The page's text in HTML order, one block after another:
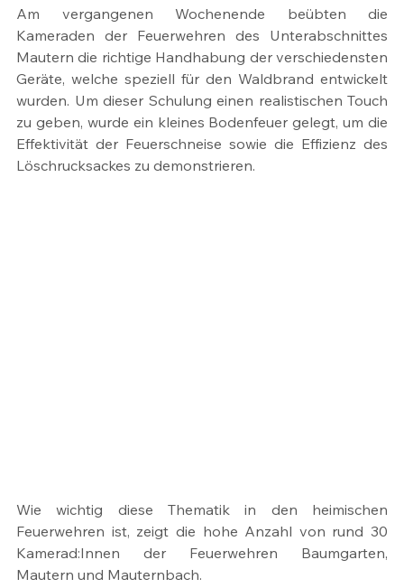
Am vergangenen Wochenende beübten die
Kameraden der Feuerwehren des Unterabschnittes
Mautern die richtige Handhabung der verschiedensten
Geräte, welche speziell für den Waldbrand entwickelt
wurden. Um dieser Schulung einen realistischen Touch
zu geben, wurde ein kleines Bodenfeuer gelegt, um die
Effektivität der Feuerschneise sowie die Effizienz des
Löschrucksackes zu demonstrieren.
Wie wichtig diese Thematik in den heimischen
Feuerwehren ist, zeigt die hohe Anzahl von rund 30
Kamerad:Innen der Feuerwehren Baumgarten,
Mautern und Mauternbach.